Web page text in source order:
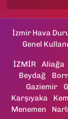
İzmir Hava
Genel
İZMİR Aliağa
Beydağ
Gaziemir
Karşıyaka
Menemen